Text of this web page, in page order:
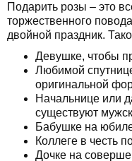
Подарить розы – это
торжественного
двойной праздник.
Девушке, чтобы
Любимой
оригинальной
Начальнице или
существуют
Бабушке на
Коллеге в честь
Дочке на